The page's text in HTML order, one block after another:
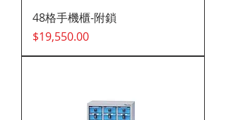
48格手機櫃-附鎖
價格
$19,550.00